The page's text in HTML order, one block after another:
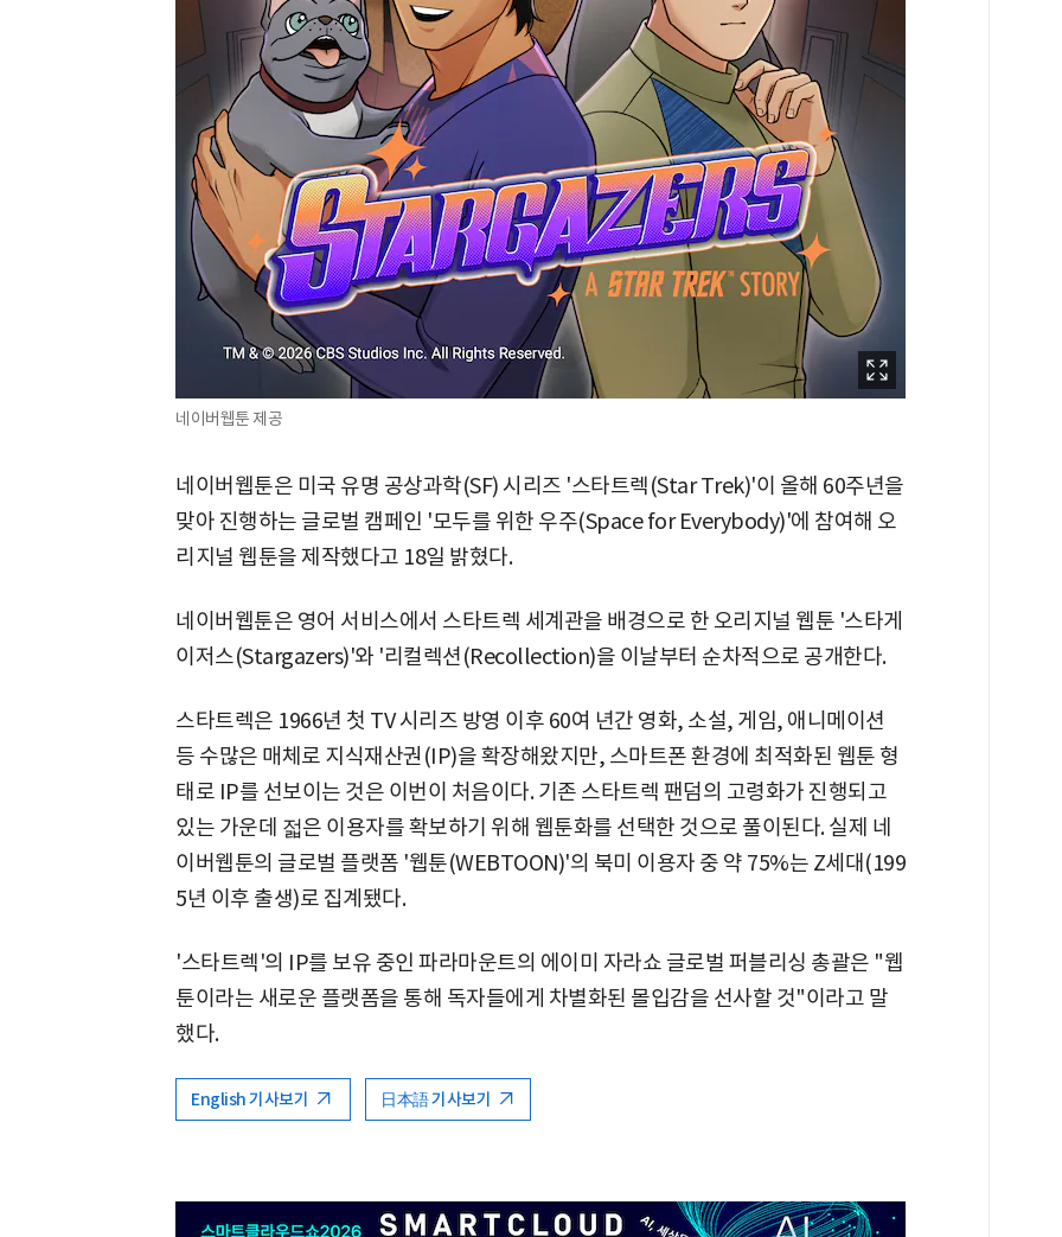
네이버웹툰 제공
네이버웹툰은 미국 유명 공상과학(SF) 시리즈 '스타트렉(Star Trek)'이 올해 60주년을
맞아 진행하는 글로벌 캠페인 '모두를 위한 우주(Space for Everybody)'에 참여해 오
리지널 웹툰을 제작했다고 18일 밝혔다.
네이버웹툰은 영어 서비스에서 스타트렉 세계관을 배경으로 한 오리지널 웹툰 '스타게
이저스(Stargazers)'와 '리컬렉션(Recollection)을 이날부터 순차적으로 공개한다.
스타트렉은 1966년 첫 TV 시리즈 방영 이후 60여 년간 영화, 소설, 게임, 애니메이션
등 수많은 매체로 지식재산권(IP)을 확장해왔지만, 스마트폰 환경에 최적화된 웹툰 형
태로 IP를 선보이는 것은 이번이 처음이다. 기존 스타트렉 팬덤의 고령화가 진행되고
있는 가운데 젋은 이용자를 확보하기 위해 웹툰화를 선택한 것으로 풀이된다. 실제 네
이버웹툰의 글로벌 플랫폼 '웹툰(WEBTOON)'의 북미 이용자 중 약 75%는 Z세대(199
5년 이후 출생)로 집계됐다.
'스타트렉'의 IP를 보유 중인 파라마운트의 에이미 자라쇼 글로벌 퍼블리싱 총괄은 "웹
툰이라는 새로운 플랫폼을 통해 독자들에게 차별화된 몰입감을 선사할 것"이라고 말
했다.
English 기사보기 日本語 기사보기